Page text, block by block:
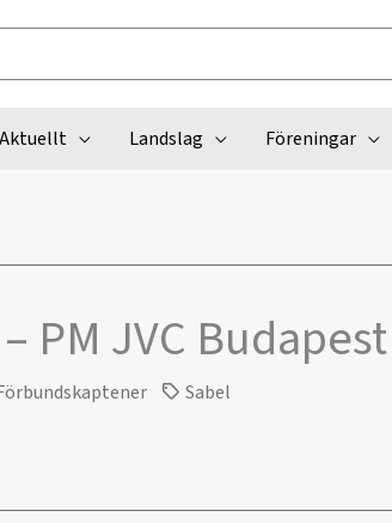
Aktuellt Landslag Föreningar
PM JVC
Sabel